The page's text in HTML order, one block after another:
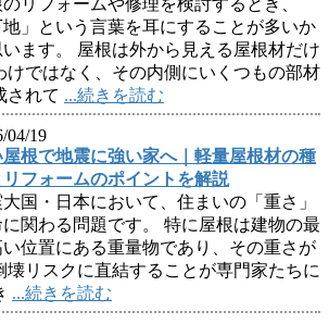
地」という言葉を耳にすることが多いか
います。 屋根は外から見える屋根材だけ
けではなく、その内側にいくつもの部材
されて ...続きを読む
04/19
根で地震に強い家へ｜軽量屋根材の種
フォームのポイントを解説
国・日本において、住まいの「重さ」
に関わる問題です。 特に屋根は建物の最
い位置にある重量物であり、その重さが
壊リスクに直結することが専門家たちに
...続きを読む